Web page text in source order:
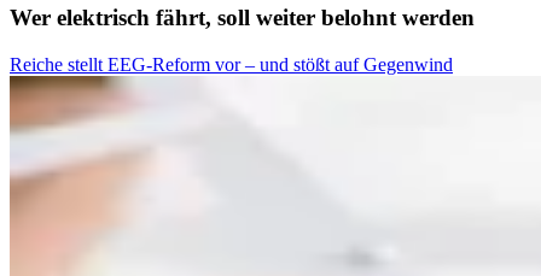
Wer elektrisch fährt, soll weiter belohnt werden
Reiche stellt EEG-Reform vor – und stößt auf Gegenwind